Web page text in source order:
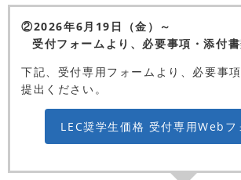
②2026年6月19日（金）～
受付フォームより、必要事項・添付
下記、受付専用フォームより、必要事
提出ください。
LEC奨学生価格 受付専用Webフ